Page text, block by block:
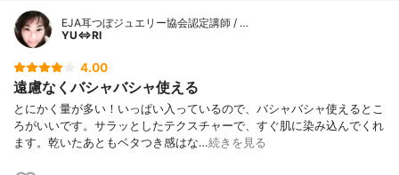
EJA耳つぼジュエリー協会認定講師 / …
YU⇔RI
4.00
遠慮なくバシャバシャ使える
とにかく量が多い！いっぱい入っているので、バシャバシャ使えるとこ
ろがいいです。サラッとしたテクスチャーで、すぐ肌に染み込んでくれ
ます。乾いたあともベタつき感はな…続きを見る